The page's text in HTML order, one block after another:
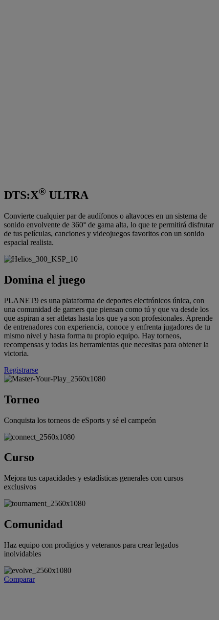
DTS:X® ULTRA
Convierte cualquier par de audífonos o altavoces en un sistema de
sonido envolvente de 360° de gama alta, lo que te permitirá disfrutar
de tus películas, canciones y videojuegos favoritos con un sonido
espacial realista.
Domina el juego
PLANET9 es una plataforma de deportes electrónicos única, con
una comunidad de gamers que piensan como tú y que va desde los
que aspiran a ser atletas hasta los que ya son profesionales. Aprende
de entrenadores con experiencia, conoce y enfrenta jugadores de tu
mismo nivel y hasta forma tu propio equipo. Hay torneos,
recompensas y todas las herramientas que necesitas para obtener la
victoria.
Registrarse
Torneo
Conquista los torneos de eSports y sé el campeón
Curso
Mejora tus capacidades y estadísticas generales con cursos
exclusivos
Comunidad
Haz equipo con prodigios y veteranos para crear legados
inolvidables
Comparar